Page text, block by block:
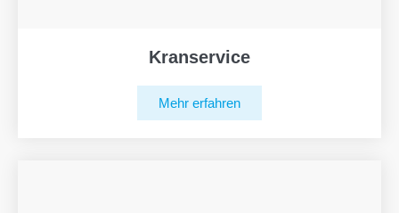
Kranservice
Mehr erfahren